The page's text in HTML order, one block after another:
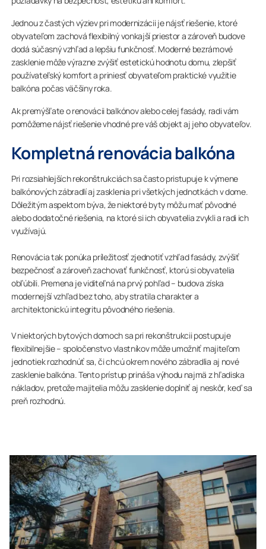
Jednou z častých výziev pri modernizácii je nájsť riešenie, ktoré
obyvateľom zachová flexibilný vonkajší priestor a zároveň budove
dodá súčasný vzhľad a lepšiu funkčnosť. Moderné bezrámové
zasklenie môže výrazne zvýšiť estetickú hodnotu domu, zlepšiť
používateľský komfort a priniesť obyvateľom praktické využitie
balkóna počas väčšiny roka.
Ak premýšľate o renovácii balkónov alebo celej fasády, radi vám
pomôžeme nájsť riešenie vhodné pre váš objekt aj jeho obyvateľov.
Kompletná renovácia balkóna
Pri rozsiahlejších rekonštrukciách sa často pristupuje k výmene
balkónových zábradlí aj zasklenia pri všetkých jednotkách v dome.
Dôležitým aspektom býva, že niektoré byty môžu mať pôvodné
alebo dodatočné riešenia, na ktoré si ich obyvatelia zvykli a radi ich
využívajú.
Renovácia tak ponúka príležitosť zjednotiť vzhľad fasády, zvýšiť
bezpečnosť a zároveň zachovať funkčnosť, ktorú si obyvatelia
obľúbili. Premena je viditeľná na prvý pohľad – budova získa
modernejší vzhľad bez toho, aby stratila charakter a
architektonickú integritu pôvodného riešenia.
V niektorých bytových domoch sa pri rekonštrukcii postupuje
flexibilnejšie – spoločenstvo vlastníkov môže umožniť majiteľom
jednotiek rozhodnúť sa, či chcú okrem nového zábradlia aj nové
zasklenie balkóna. Tento prístup prináša výhodu najmä z hľadiska
nákladov, pretože majitelia môžu zasklenie doplniť aj neskôr, keď sa
preň rozhodnú.